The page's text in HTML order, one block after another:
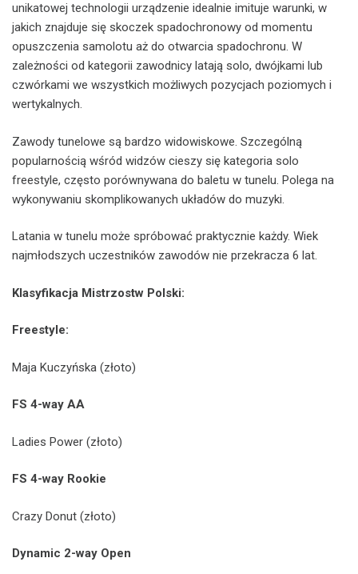
unikatowej technologii urządzenie idealnie imituje warunki, w
jakich znajduje się skoczek spadochronowy od momentu
opuszczenia samolotu aż do otwarcia spadochronu. W
zależności od kategorii zawodnicy latają solo, dwójkami lub
czwórkami we wszystkich możliwych pozycjach poziomych i
wertykalnych.
Zawody tunelowe są bardzo widowiskowe. Szczególną
popularnością wśród widzów cieszy się kategoria solo
freestyle, często porównywana do baletu w tunelu. Polega na
wykonywaniu skomplikowanych układów do muzyki.
Latania w tunelu może spróbować praktycznie każdy. Wiek
najmłodszych uczestników zawodów nie przekracza 6 lat.
Klasyfikacja Mistrzostw Polski:
Freestyle:
Maja Kuczyńska (złoto)
FS 4-way AA
Ladies Power (złoto)
FS 4-way Rookie
Crazy Donut (złoto)
Dynamic 2-way Open